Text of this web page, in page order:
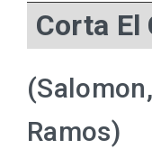
Corta El
Ramos)